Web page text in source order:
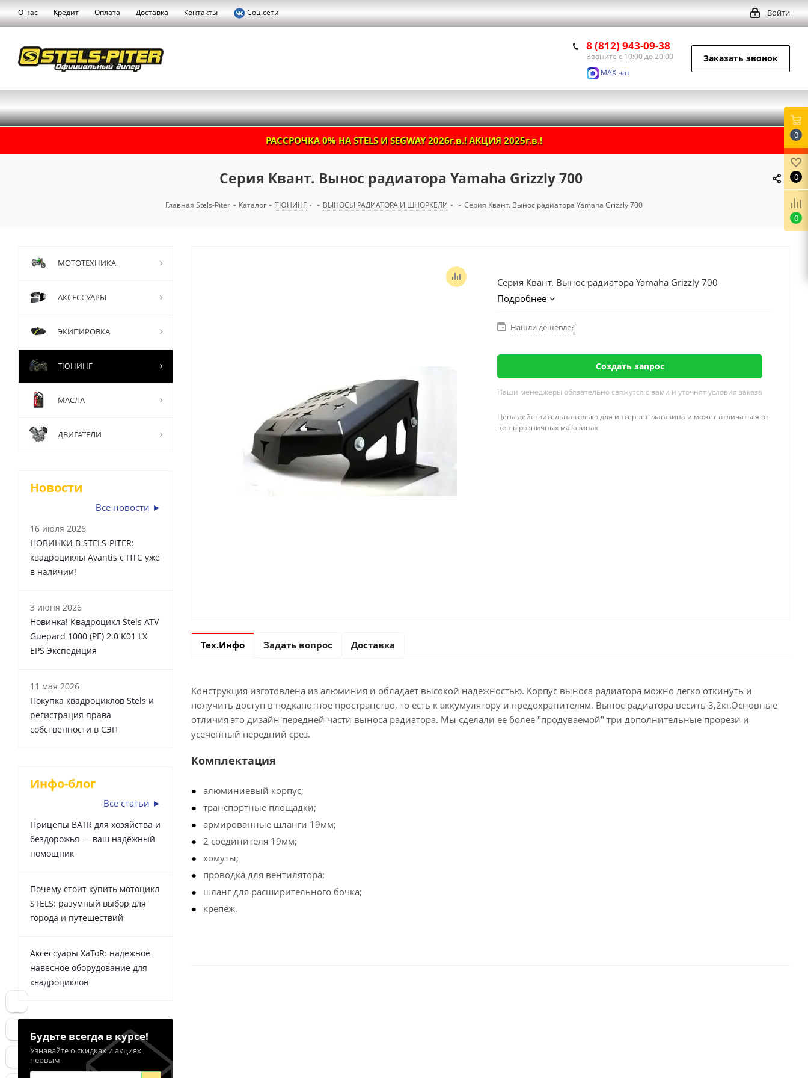
О нас Кредит Оплата Доставка Контакты Соц.сети Войти
8 (812) 943-09-38
Звоните с 10:00 до 20:00
MAX чат
Заказать звонок
РАССРОЧКА 0% НА STELS И SEGWAY 2026г.в.! АКЦИЯ 2025г.в.!
Серия Квант. Вынос радиатора Yamaha Grizzly 700
Главная Stels-Piter - Каталог - ТЮНИНГ - ВЫНОСЫ РАДИАТОРА И ШНОРКЕЛИ - Серия Квант. Вынос радиатора Yamaha Grizzly 700
Серия Квант. Вынос радиатора Yamaha Grizzly 700
Подробнее
Нашли дешевле?
Создать запрос
Наши менеджеры обязательно свяжутся с вами и уточнят условия заказа
Цена действительна только для интернет-магазина и может отличаться от
цен в розничных магазинах
Тех.Инфо Задать вопрос Доставка
Конструкция изготовлена из алюминия и обладает высокой надежностью. Корпус выноса радиатора можно легко откинуть и
получить доступ в подкапотное пространство, то есть к аккумулятору и предохранителям. Вынос радиатора весить 3,2кг.Основные
отличия это дизайн передней части выноса радиатора. Мы сделали ее более "продуваемой" три дополнительные прорези и
усеченный передний срез.
Комплектация
алюминиевый корпус;
транспортные площадки;
армированные шланги 19мм;
2 соединителя 19мм;
хомуты;
проводка для вентилятора;
шланг для расширительного бочка;
крепеж.
МОТОТЕХНИКА
АКСЕССУАРЫ
ЭКИПИРОВКА
ТЮНИНГ
МАСЛА
ДВИГАТЕЛИ
Новости
Все новости ►
16 июля 2026
НОВИНКИ В STELS-PITER:
квадроциклы Avantis с ПТС уже
в наличии!
3 июня 2026
Новинка! Квадроцикл Stels ATV
Guepard 1000 (PE) 2.0 K01 LX
EPS Экспедиция
11 мая 2026
Покупка квадроциклов Stels и
регистрация права
собственности в СЭП
Инфо-блог
Все статьи ►
Прицепы BATR для хозяйства и
бездорожья — ваш надёжный
помощник
Почему стоит купить мотоцикл
STELS: разумный выбор для
города и путешествий
Аксессуары XaToR: надежное
навесное оборудование для
квадроциклов
Будьте всегда в курсе!
Узнавайте о скидках и акциях
первым
0
0
0